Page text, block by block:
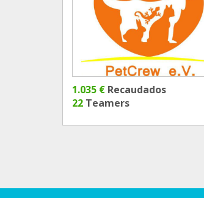
1.035 € Recaudados
22 Teamers